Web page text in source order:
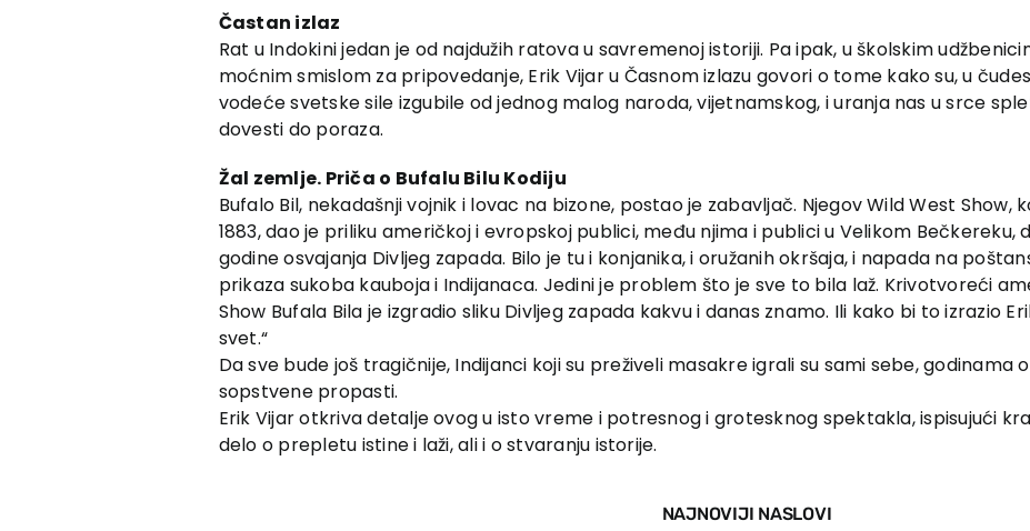
Častan izlaz
Rat u Indokini jedan je od najdužih ratova u savremenoj istoriji. Pa ipak, u školskim
moćnim smislom za pripovedanje, Erik Vijar u Časnom izlazu govori o tome kako su, u
vodeće svetske sile izgubile od jednog malog naroda, vijetnamskog, i uranja nas u srce
dovesti do poraza.
Žal zemlje. Priča o Bufalu Bilu Kodiju
Bufalo Bil, nekadašnji vojnik i lovac na bizone, postao je zabavljač. Njegov Wild West Show,
1883, dao je priliku američkoj i evropskoj publici, među njima i publici u Velikom
godine osvajanja Divljeg zapada. Bilo je tu i konjanika, i oružanih okršaja, i napada na
prikaza sukoba kauboja i Indijanaca. Jedini je problem što je sve to bila laž. Krivotvoreći
Show Bufala Bila je izgradio sliku Divljeg zapada kakvu i danas znamo. Ili kako bi to izrazio
svet.“
Da sve bude još tragičnije, Indijanci koji su preživeli masakre igrali su sami sebe, godinama
sopstvene propasti.
Erik Vijar otkriva detalje ovog u isto vreme i potresnog i grotesknog spektakla, ispisujući
delo o prepletu istine i laži, ali i o stvaranju istorije.
NAJNOVIJI NASLOVI